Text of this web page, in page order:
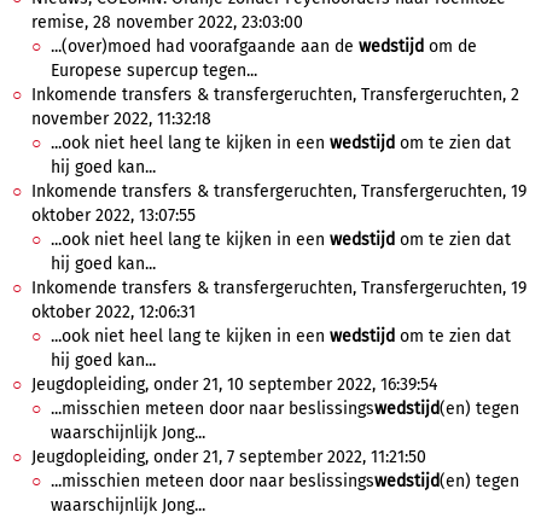
remise, 28 november 2022, 23:03:00
...(over)moed had voorafgaande aan de wedstijd om de
Europese supercup tegen...
Inkomende transfers & transfergeruchten, Transfergeruchten, 2
november 2022, 11:32:18
...ook niet heel lang te kijken in een wedstijd om te zien dat
hij goed kan...
Inkomende transfers & transfergeruchten, Transfergeruchten, 19
oktober 2022, 13:07:55
...ook niet heel lang te kijken in een wedstijd om te zien dat
hij goed kan...
Inkomende transfers & transfergeruchten, Transfergeruchten, 19
oktober 2022, 12:06:31
...ook niet heel lang te kijken in een wedstijd om te zien dat
hij goed kan...
Jeugdopleiding, onder 21, 10 september 2022, 16:39:54
...misschien meteen door naar beslissingswedstijd(en) tegen
waarschijnlijk Jong...
Jeugdopleiding, onder 21, 7 september 2022, 11:21:50
...misschien meteen door naar beslissingswedstijd(en) tegen
waarschijnlijk Jong...